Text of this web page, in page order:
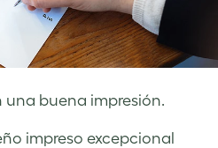
buena impresión.
impreso excepcional